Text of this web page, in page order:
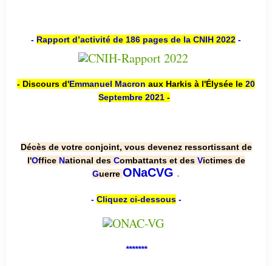
- Rapport d’activité de 186 pages de la CNIH 2022 -
- Discours d'Emmanuel Macron aux Harkis à l'Élysée le 20
Septembre 2021 -
Décès de votre conjoint, vous devenez ressortissant de
l'Office National des Combattants et des Victimes de
Guerre ONaCVG .
- Cliquez ci-dessous-
*******